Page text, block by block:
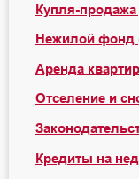
Купля-
Нежилой фонд
Аренда
Отселение и
Кредиты на